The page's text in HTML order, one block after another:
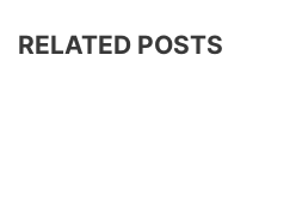
RELATED POSTS